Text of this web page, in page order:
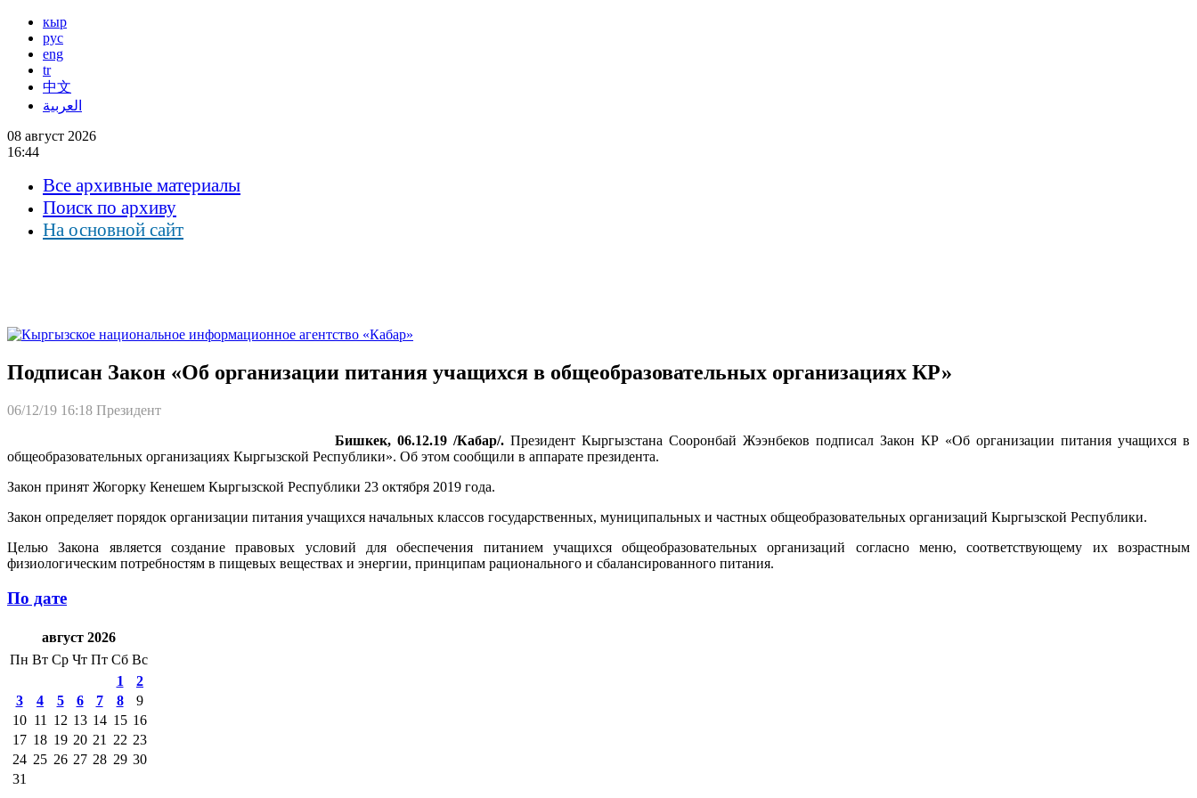
кыр
рус
eng
tr
中文
العربية
08 август 2026
16:44
Все архивные материалы
Поиск по архиву
На основной сайт
Подписан Закон «Об организации питания учащихся в общеобразовательных организациях КР»
06/12/19 16:18 Президент
Бишкек, 06.12.19 /Кабар/. Президент Кыргызстана Сооронбай Жээнбеков подписал Закон КР «Об организации питания учащихся в
общеобразовательных организациях Кыргызской Республики». Об этом сообщили в аппарате президента.
Закон принят Жогорку Кенешем Кыргызской Республики 23 октября 2019 года.
Закон определяет порядок организации питания учащихся начальных классов государственных, муниципальных и частных общеобразовательных организаций Кыргызской Республики.
Целью Закона является создание правовых условий для обеспечения питанием учащихся общеобразовательных организаций согласно меню, соответствующему их возрастным
физиологическим потребностям в пищевых веществах и энергии, принципам рационального и сбалансированного питания.
По дате
август 2026
Пн Вт Ср Чт Пт Сб Вс
1
2
3
4 5 6 7 8
9
10 11 12 13 14 15 16
17 18 19 20 21 22 23
24 25 26 27 28 29 30
31